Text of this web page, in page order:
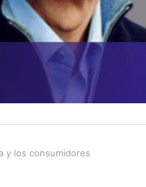
y los consumidores